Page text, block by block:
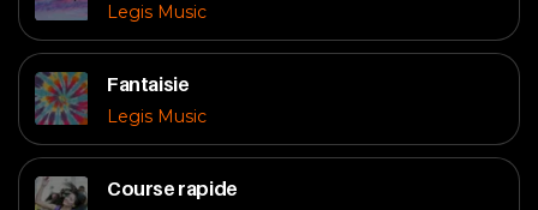
Legis Music
Fantaisie
Legis Music
Course rapide